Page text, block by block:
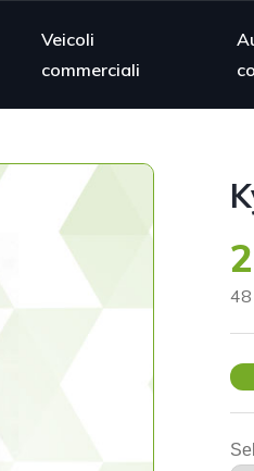
Veicoli
commerciali
48